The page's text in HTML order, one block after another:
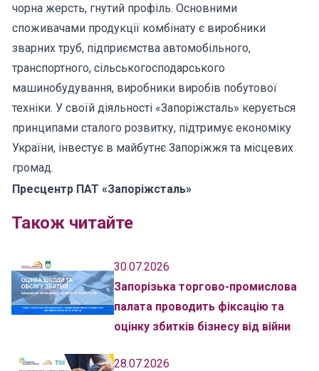
чорна жерсть, гнутий профіль. Основними
споживачами продукції комбінату є виробники
зварних труб, підприємства автомобільного,
транспортного, сільськогосподарського
машинобудування, виробники виробів побутової
техніки. У своїй діяльності «Запоріжсталь» керується
принципами сталого розвитку, підтримує економіку
України, інвестує в майбутнє Запоріжжя та місцевих
громад.
Пресцентр ПАТ «Запоріжсталь»
Також читайте
30.07.2026
Запорізька торгово-промислова
палата проводить фіксацію та
оцінку збитків бізнесу від війни
28.07.2026